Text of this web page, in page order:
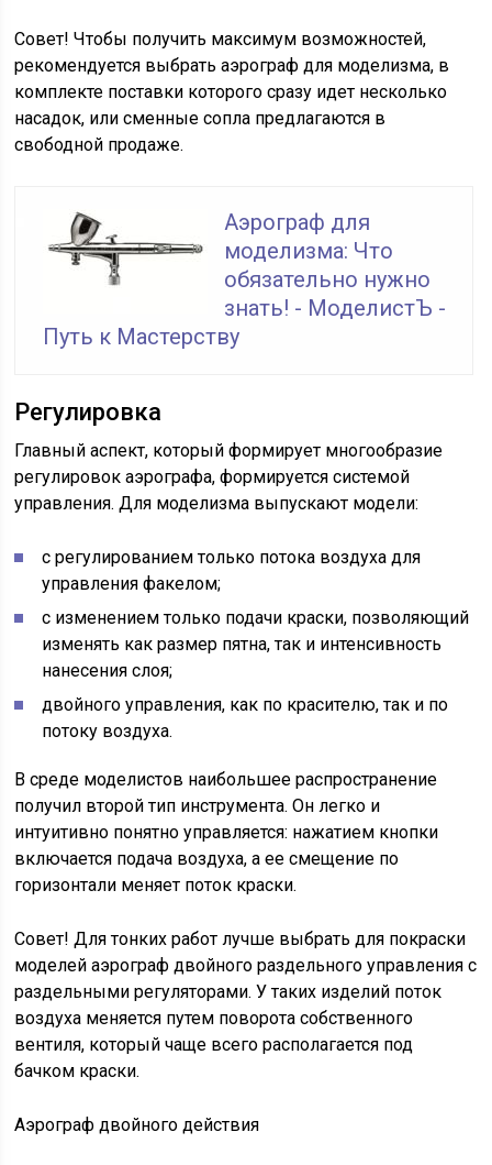
Совет! Чтобы получить максимум возможностей,
рекомендуется выбрать аэрограф для моделизма, в
комплекте поставки которого сразу идет несколько
насадок, или сменные сопла предлагаются в
свободной продаже.
Аэрограф для
моделизма: Что
обязательно нужно
знать! - МоделистЪ -
Путь к Мастерству
Регулировка
Главный аспект, который формирует многообразие
регулировок аэрографа, формируется системой
управления. Для моделизма выпускают модели:
с регулированием только потока воздуха для
управления факелом;
с изменением только подачи краски, позволяющий
изменять как размер пятна, так и интенсивность
нанесения слоя;
двойного управления, как по красителю, так и по
потоку воздуха.
В среде моделистов наибольшее распространение
получил второй тип инструмента. Он легко и
интуитивно понятно управляется: нажатием кнопки
включается подача воздуха, а ее смещение по
горизонтали меняет поток краски.
Совет! Для тонких работ лучше выбрать для покраски
моделей аэрограф двойного раздельного управления с
раздельными регуляторами. У таких изделий поток
воздуха меняется путем поворота собственного
вентиля, который чаще всего располагается под
бачком краски.
Аэрограф двойного действия